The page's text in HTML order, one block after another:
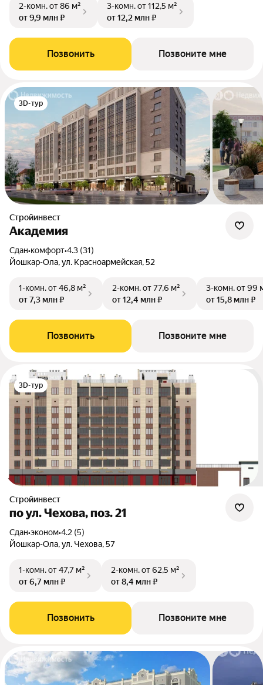
2-комн.от 86 м²
от 9,9 млн ₽
3-комн.от 112,5 м²
от 12,2 млн ₽
Позвонить Позвоните мне
3D-тур
Стройинвест
Академия
Сдан•комфорт•4.3 (31)
Йошкар-Ола, ул. Красноармейская, 52
1-комн.от 46,8 м²
от 7,3 млн ₽
2-комн.от 77,6 м²
от 12,4 млн ₽
3-комн.от 99
от 15,8 млн ₽
Позвонить Позвоните мне
3D-тур
Стройинвест
по ул. Чехова, поз. 21
Сдан•эконом•4.2 (5)
Йошкар-Ола, ул. Чехова, 57
1-комн.от 47,7 м²
от 6,7 млн ₽
2-комн.от 62,5 м²
от 8,4 млн ₽
Позвонить Позвоните мне